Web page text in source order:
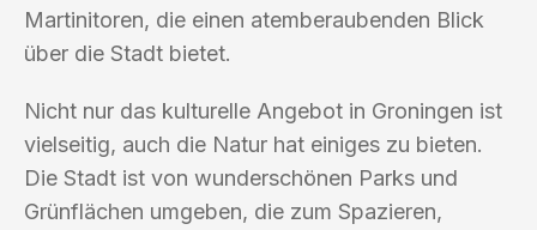
Martinitoren, die einen atemberaubenden Blick
über die Stadt bietet.
Nicht nur das kulturelle Angebot in Groningen ist
vielseitig, auch die Natur hat einiges zu bieten.
Die Stadt ist von wunderschönen Parks und
Grünflächen umgeben, die zum Spazieren,